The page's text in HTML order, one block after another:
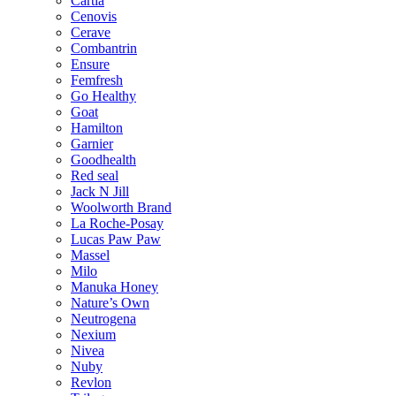
Cenovis
Cerave
Combantrin
Ensure
Femfresh
Go Healthy
Goat
Hamilton
Garnier
Goodhealth
Red seal
Jack N Jill
Woolworth Brand
La Roche-Posay
Lucas Paw Paw
Massel
Milo
Manuka Honey
Nature’s Own
Neutrogena
Nexium
Nivea
Nuby
Revlon